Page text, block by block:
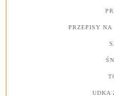
PRZEPISY NA
UDKA